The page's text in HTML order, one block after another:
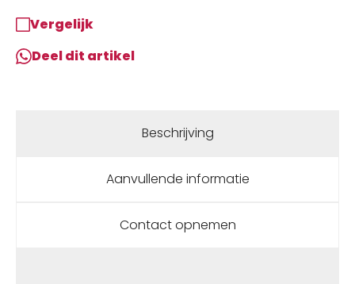
Vergelijk
Deel dit artikel
Beschrijving
Aanvullende informatie
Contact opnemen